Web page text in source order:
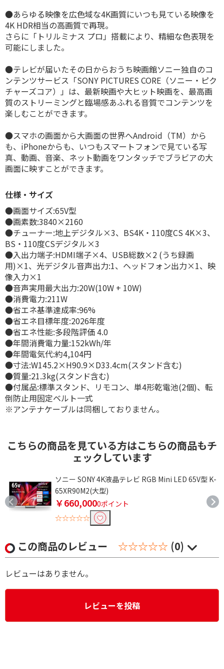
●あらゆる映像を広色域な4K画質にいつも見ている映像を
4K HDR相当の高画質で再現。
さらに「トリルミナス プロ」搭載により、精細な色表現を
可能にしました。
●テレビが届いたその日からおうち映画館ソニー独自のコ
ンテンツサービス「SONY PICTURES CORE（ソニー・ピク
チャーズコア）」は、最新映画や大ヒット映画を、最高画
質のストリーミングと臨場感あふれる音質でコンテンツを
楽しむことができます。
●スマホの画面から大画面の世界へAndroid（TM）から
も、iPhoneからも、いつもスマートフォンで見ている写
真、動画、音楽、ネット動画をワンタッチでブラビアの大
画面に映すことができます。
仕様・サイズ
●画面サイズ:65V型
●画素数:3840×2160
●チューナー:地上デジタル×3、BS4K・110度CS 4K×3、
BS・110度CSデジタル×3
●入出力端子:HDMI端子×4、USB総数×2 (うち録画
用)×1、光デジタル音声出力:1、ヘッドフォン出力×1、映
像入力×1
●音声実用最大出力:20W(10W + 10W)
●消費電力:211W
●省エネ基準達成率:96%
●省エネ目標年度:2026年度
●省エネ性能:多段階評価 4.0
●年間消費電力量:152kWh/年
●年間電気代:約4,104円
●寸法:W145.2×H90.9×D33.4cm(スタンド含む)
●質量:21.3kg(スタンド含む)
●付属品:標準スタンド、リモコン、単4形乾電池(2個)、転
倒防止用固定ベルト一式
※アンテナケーブルは同梱しておりません。
こちらの商品を見ている方はこちらの商品もチ
ェックしています
ソニー SONY 4K液晶テレビ RGB Mini LED 65V型 K-
65XR90M2(大型)
￥660,0000ポイント
☆☆☆☆☆
この商品のレビュー ☆☆☆☆☆ (0)
レビューはありません。
レビューを投稿